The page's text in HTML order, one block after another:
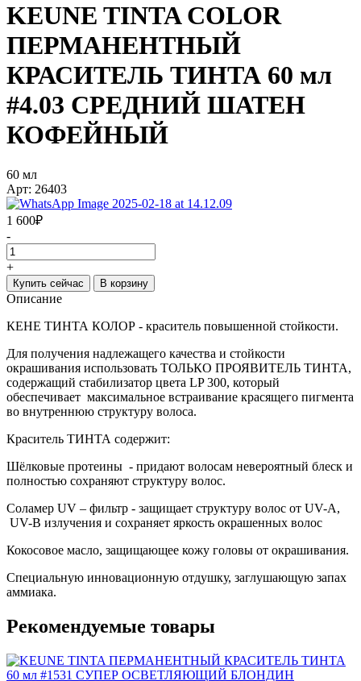
KEUNE TINTA COLOR
ПЕРМАНЕНТНЫЙ
КРАСИТЕЛЬ ТИНТА 60 мл
#4.03 СРЕДНИЙ ШАТЕН
КОФЕЙНЫЙ
60 мл
Арт: 26403
1 600₽
-
+
Купить сейчас В корзину
Описание
КЕНЕ ТИНТА КОЛОР - краситель повышенной стойкости.
Для получения надлежащего качества и стойкости
окрашивания использовать ТОЛЬКО ПРОЯВИТЕЛЬ ТИНТА,
содержащий стабилизатор цвета LP 300, который
обеспечивает максимальное встраивание красящего пигмента
во внутреннюю структуру волоса.
Краситель ТИНТА содержит:
Шёлковые протеины - придают волосам невероятный блеск и
полностью сохраняют структуру волос.
Соламер UV – фильтр - защищает структуру волос от UV-A,
UV-B излучения и сохраняет яркость окрашенных волос
Кокосовое масло, защищающее кожу головы от окрашивания.
Специальную инновационную отдушку, заглушающую запах
аммиака.
Рекомендуемые товары